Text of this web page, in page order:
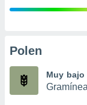
su
momento
en
Polen
Muy bajo